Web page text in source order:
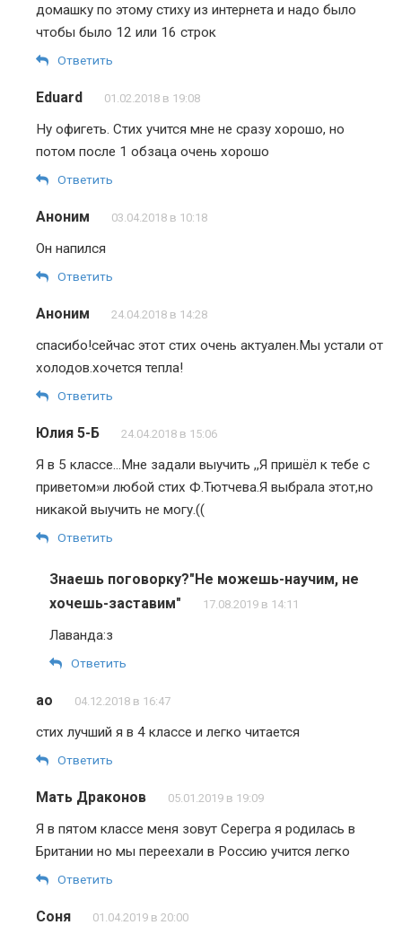
домашку по этому стиху из интернета и надо было
чтобы было 12 или 16 строк
Ответить
Eduard 01.02.2018 в 19:08
Ну офигеть. Стих учится мне не сразу хорошo, но
потом после 1 обзаца очень хорошо
Ответить
Аноним 03.04.2018 в 10:18
Он напился
Ответить
Аноним 24.04.2018 в 14:28
спасибо!сейчас этот стих очень актуален.Мы устали от
холодов.хочется тепла!
Ответить
Юлия 5-Б 24.04.2018 в 15:06
Я в 5 классе…Мне задали выучить ,,Я пришёл к тебе с
приветом»и любой стих Ф.Тютчева.Я выбрала этот,но
никакой выучить не могу.((
Ответить
Знаешь поговорку?"Не можешь-научим, не
хочешь-заставим"
17.08.2019 в 14:11
Лаванда:з
Ответить
ао 04.12.2018 в 16:47
стих лучший я в 4 классе и легко читается
Ответить
Мать Драконов 05.01.2019 в 19:09
Я в пятом классе меня зовут Серегра я родилась в
Британии но мы переехали в Россию учится легко
Ответить
Соня 01.04.2019 в 20:00